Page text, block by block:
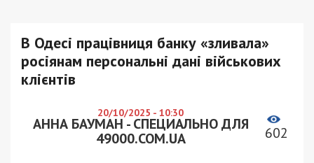
В Одесі працівниця банку «зливала»
росіянам персональні дані військових
клієнтів
20/10/2025 - 10:30
АННА БАУМАН - СПЕЦИАЛЬНО ДЛЯ
49000.COM.UA
602